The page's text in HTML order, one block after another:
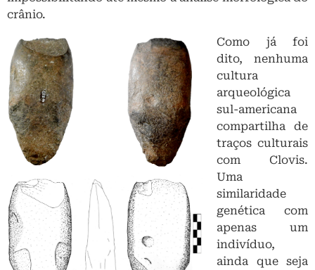
Exemplo de lâmina de machado
polido encontrado na região de
Lagoa Santa, datado em 11 mil
anos
compartilha de
com Clovis.
Uma
similaridade
genética com
apenas um
indivíduo,
ainda que seja
importante, não
diz muito a
respeito da
história das
culturas
arqueológicas
sul-americanas.